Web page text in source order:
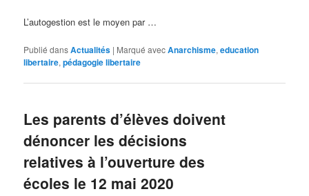
L’autogestion est le moyen par …
Publié dansActualités | Marqué avecAnarchisme,education
libertaire,pédagogie libertaire
Les parents d’élèves doivent
dénoncer les décisions
relatives à l’ouverture des
écoles le 12 mai 2020